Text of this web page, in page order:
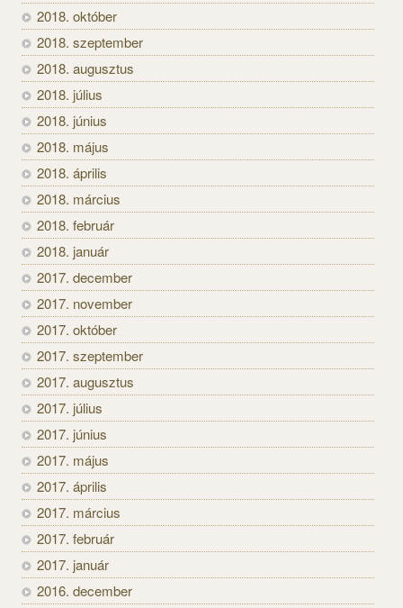
2018. október
2018. szeptember
2018. augusztus
2018. július
2018. június
2018. május
2018. április
2018. március
2018. február
2018. január
2017. december
2017. november
2017. október
2017. szeptember
2017. augusztus
2017. július
2017. június
2017. május
2017. április
2017. március
2017. február
2017. január
2016. december